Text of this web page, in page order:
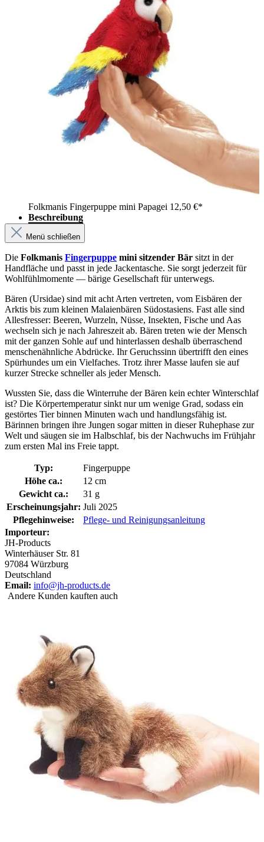
Folkmanis Fingerpuppe mini Papagei 12,50 €*
Beschreibung
Menü schließen
Die Folkmanis Fingerpuppe mini sitzender Bär sitzt in der
Handfläche und passt in jede Jackentasche. Sie sorgt jederzeit für
Wohlfühlmomente — bärige Gesellschaft für unterwegs.
Bären (Ursidae) sind mit acht Arten vertreten, vom Eisbären der
Arktis bis zum kleinen Malaienbären Südostasiens. Fast alle sind
Allesfresser: Beeren, Wurzeln, Nüsse, Insekten, Fische und Aas
wechseln sich je nach Jahreszeit ab. Bären treten wie der Mensch
mit der ganzen Sohle auf und hinterlassen deshalb überraschend
menschenähnliche Abdrücke. Ihr Geruchssinn übertrifft den eines
Spürhundes um ein Vielfaches. Trotz ihrer Masse laufen sie auf
kurzer Strecke schneller als jeder Mensch.
Wussten Sie, dass die Winterruhe der Bären kein echter Winterschlaf
ist? Die Körpertemperatur sinkt nur um wenige Grad, sodass ein
gestörtes Tier binnen Minuten wach und handlungsfähig ist.
Bärinnen bringen ihre Jungen sogar mitten in dieser Ruhephase zur
Welt und säugen sie im Halbschlaf, bis der Nachwuchs im Frühjahr
zum ersten Mal ins Freie tappt.
Typ:
Fingerpuppe
Höhe ca.:
12 cm
Gewicht ca.:
31 g
Erscheinungsjahr: Juli 2025
Pflegehinweise:
Pflege- und Reinigungsanleitung
Importeur:
JH-Products
Winterhäuser Str. 81
97084 Würzburg
Deutschland
Email: info@jh-products.de
Andere Kunden kauften auch